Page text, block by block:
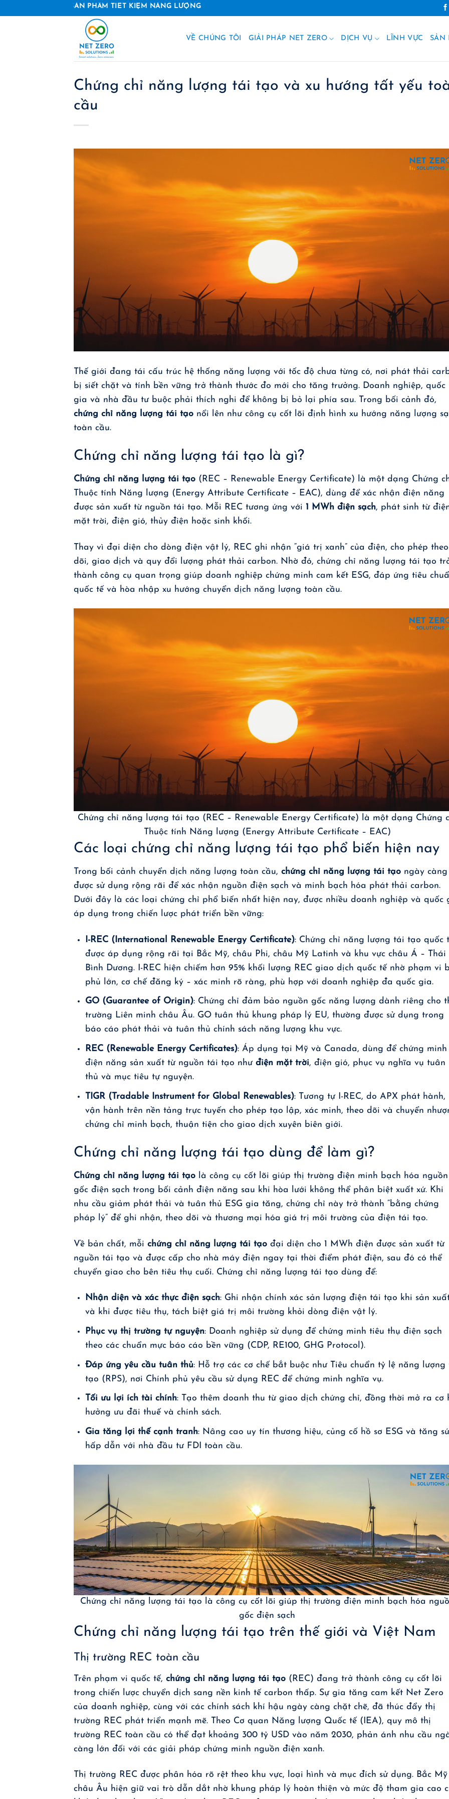
VÀ SẢN PHẨM TIẾT KIỆM NĂNG LƯỢNG
VỀ CHÚNG TÔI GIẢI PHÁP NET ZERO DỊCH VỤ LĨNH VỰC SẢN
Chứng chỉ năng lượng tái tạo và xu hướng tất yếu
cầu
Thế giới đang tái cấu trúc hệ thống năng lượng với tốc độ chưa từng có, nơi phát thải
bị siết chặt và tính bền vững trở thành thước đo mới cho tăng trưởng. Doanh nghiệp, quốc
gia và nhà đầu tư buộc phải thích nghi để không bị bỏ lại phía sau. Trong bối cảnh đó,
chứng chỉ năng lượng tái tạo nổi lên như công cụ cốt lõi định hình xu hướng năng lượng
toàn cầu.
Chứng chỉ năng lượng tái tạo là gì?
Chứng chỉ năng lượng tái tạo (REC – Renewable Energy Certificate) là một dạng Chứng
Thuộc tính Năng lượng (Energy Attribute Certificate – EAC), dùng để xác nhận điện năng
được sản xuất từ nguồn tái tạo. Mỗi REC tương ứng với 1 MWh điện sạch, phát sinh từ
mặt trời, điện gió, thủy điện hoặc sinh khối.
Thay vì đại diện cho dòng điện vật lý, REC ghi nhận “giá trị xanh” của điện, cho phép theo
dõi, giao dịch và quy đổi lượng phát thải carbon. Nhờ đó, chứng chỉ năng lượng tái tạo
thành công cụ quan trọng giúp doanh nghiệp chứng minh cam kết ESG, đáp ứng tiêu
quốc tế và hòa nhập xu hướng chuyển dịch năng lượng toàn cầu.
Chứng chỉ năng lượng tái tạo (REC – Renewable Energy Certificate) là một dạng Chứng
Thuộc tính Năng lượng (Energy Attribute Certificate – EAC)
Các loại chứng chỉ năng lượng tái tạo phổ biến hiện nay
Trong bối cảnh chuyển dịch năng lượng toàn cầu, chứng chỉ năng lượng tái tạo ngày càng
được sử dụng rộng rãi để xác nhận nguồn điện sạch và minh bạch hóa phát thải carbon.
Dưới đây là các loại chứng chỉ phổ biến nhất hiện nay, được nhiều doanh nghiệp và quốc
áp dụng trong chiến lược phát triển bền vững:
I-REC (International Renewable Energy Certificate): Chứng chỉ năng lượng tái tạo quốc
được áp dụng rộng rãi tại Bắc Mỹ, châu Phi, châu Mỹ Latinh và khu vực châu Á – Thái
Bình Dương. I-REC hiện chiếm hơn 95% khối lượng REC giao dịch quốc tế nhờ phạm vi
phủ lớn, cơ chế đăng ký – xác minh rõ ràng, phù hợp với doanh nghiệp đa quốc gia.
GO (Guarantee of Origin): Chứng chỉ đảm bảo nguồn gốc năng lượng dành riêng cho
trường Liên minh châu Âu. GO tuân thủ khung pháp lý EU, thường được sử dụng trong
báo cáo phát thải và tuân thủ chính sách năng lượng khu vực.
REC (Renewable Energy Certificates): Áp dụng tại Mỹ và Canada, dùng để chứng minh
điện năng sản xuất từ nguồn tái tạo nhưđiện mặt trời, điện gió, phục vụ nghĩa vụ tuân
thủ và mục tiêu tự nguyện.
TIGR (Tradable Instrument for Global Renewables): Tương tự I-REC, do APX phát hành,
vận hành trên nền tảng trực tuyến cho phép tạo lập, xác minh, theo dõi và chuyển
chứng chỉ minh bạch, thuận tiện cho giao dịch xuyên biên giới.
Chứng chỉ năng lượng tái tạo dùng để làm gì?
Chứng chỉ năng lượng tái tạo là công cụ cốt lõi giúp thị trường điện minh bạch hóa nguồn
gốc điện sạch trong bối cảnh điện năng sau khi hòa lưới không thể phân biệt xuất xứ. Khi
nhu cầu giảm phát thải và tuân thủ ESG gia tăng, chứng chỉ này trở thành “bằng chứng
pháp lý” để ghi nhận, theo dõi và thương mại hóa giá trị môi trường của điện tái tạo.
Về bản chất, mỗi chứng chỉ năng lượng tái tạo đại diện cho 1 MWh điện được sản xuất từ
nguồn tái tạo và được cấp cho nhà máy điện ngay tại thời điểm phát điện, sau đó có thể
chuyển giao cho bên tiêu thụ cuối. Chứng chỉ năng lượng tái tạo dùng để:
Nhận diện và xác thực điện sạch: Ghi nhận chính xác sản lượng điện tái tạo khi sản
và khi được tiêu thụ, tách biệt giá trị môi trường khỏi dòng điện vật lý.
Phục vụ thị trường tự nguyện: Doanh nghiệp sử dụng để chứng minh tiêu thụ điện sạch
theo các chuẩn mực báo cáo bền vững (CDP, RE100, GHG Protocol).
Đáp ứng yêu cầu tuân thủ: Hỗ trợ các cơ chế bắt buộc như Tiêu chuẩn tỷ lệ năng lượng
tạo (RPS), nơi Chính phủ yêu cầu sử dụng REC để chứng minh nghĩa vụ.
Tối ưu lợi ích tài chính: Tạo thêm doanh thu từ giao dịch chứng chỉ, đồng thời mở ra cơ
hưởng ưu đãi thuế và chính sách.
Gia tăng lợi thế cạnh tranh: Nâng cao uy tín thương hiệu, củng cố hồ sơ ESG và tăng
hấp dẫn với nhà đầu tư FDI toàn cầu.
Chứng chỉ năng lượng tái tạo là công cụ cốt lõi giúp thị trường điện minh bạch hóa
gốc điện sạch
Chứng chỉ năng lượng tái tạo trên thế giới và Việt Nam
Thị trường REC toàn cầu
Trên phạm vi quốc tế, chứng chỉ năng lượng tái tạo (REC) đang trở thành công cụ cốt lõi
trong chiến lược chuyển dịch sang nền kinh tế carbon thấp. Sự gia tăng cam kết Net Zero
của doanh nghiệp, cùng với các chính sách khí hậu ngày càng chặt chẽ, đã thúc đẩy thị
trường REC phát triển mạnh mẽ. Theo Cơ quan Năng lượng Quốc tế (IEA), quy mô thị
trường REC toàn cầu có thể đạt khoảng 300 tỷ USD vào năm 2030, phản ánh nhu cầu
càng lớn đối với các giải pháp chứng minh nguồn điện xanh.
Thị trường REC được phân hóa rõ rệt theo khu vực, loại hình và mục đích sử dụng. Bắc
châu Âu hiện giữ vai trò dẫn dắt nhờ khung pháp lý hoàn thiện và mức độ tham gia cao